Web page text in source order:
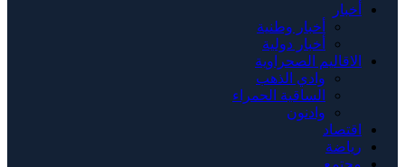
أخبار
أخبار وطنية
أخبار دولية
الاقاليم الصحراوية
وادي الذهب
الساقية الحمراء
وادنون
اقتصاد
رياضة
مجتمع